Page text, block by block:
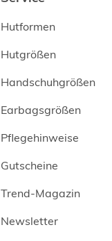
Hutformen
Hutgrößen
Handschuhgrößen
Earbagsgrößen
Pflegehinweise
Gutscheine
Trend-Magazin
Newsletter